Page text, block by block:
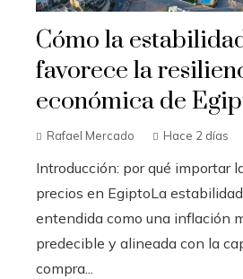
Cómo la
favorece la
económica de
Rafael Mercado Hace 2 días
Introducción: por qué importar
precios en EgiptoLa
entendida como una inflación
predecible y alineada con la
compra...